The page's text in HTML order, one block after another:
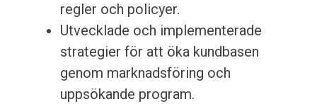
regler och policyer.
Utvecklade och implementerade
strategier för att öka kundbasen
genom marknadsföring och
uppsökande program.